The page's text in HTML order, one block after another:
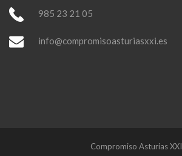
985 23 21 05
info@compromisoasturiasxxi.es
Compromiso Asturias XXI